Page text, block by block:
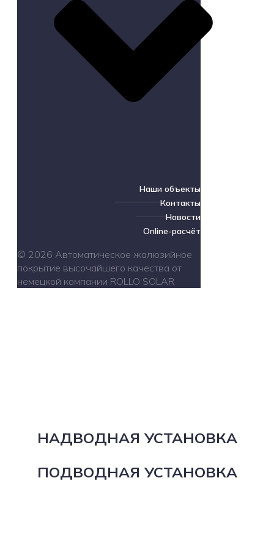
Наши объекты
Контакты
Новости
Online-расчёт
© 2026 Автоматическое жалюзийное
покрытие высочайшего качества от
немецкой компании ROLLO SOLAR
НАДВОДНАЯ УСТАНОВКА
ПОДВОДНАЯ УСТАНОВКА